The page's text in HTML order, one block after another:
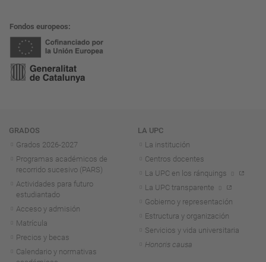
Fondos europeos
Navegación
GRADOS
Grados 2026-2027
Programas académicos de
recorrido sucesivo (PARS)
Actividades para futuro
estudiantado
Acceso y admisión
Matrícula
Precios y becas
Calendario y normativas
LA UPC
La institución
Centros docentes
La UPC en los ránquings
La UPC transparente
Gobierno y representación
Estructura y organización
Servicios y vida universitaria
Honoris causa